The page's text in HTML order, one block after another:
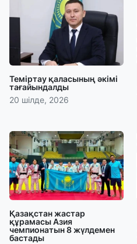
Теміртау қаласының әкімі
тағайындалды
20 шілде, 2026
Қазақстан жастар
құрамасы Азия
чемпионатын 8 жүлдемен
бастады